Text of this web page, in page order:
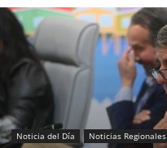
Noticia del Día Noticias Regionales